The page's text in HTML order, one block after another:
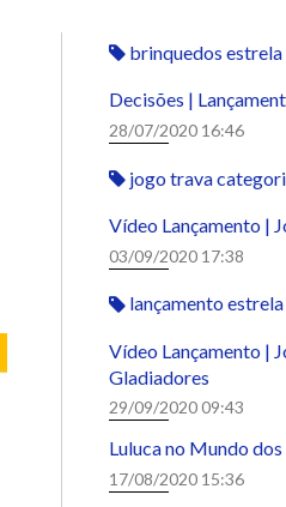
brinquedos estrela
Decisões |
28/07/2020 16:46
jogo trava
Vídeo Lançamento |
03/09/2020 17:38
lançamento
Vídeo Lançamento |
Gladiadores
29/09/2020 09:43
Luluca no Mundo
17/08/2020 15:36